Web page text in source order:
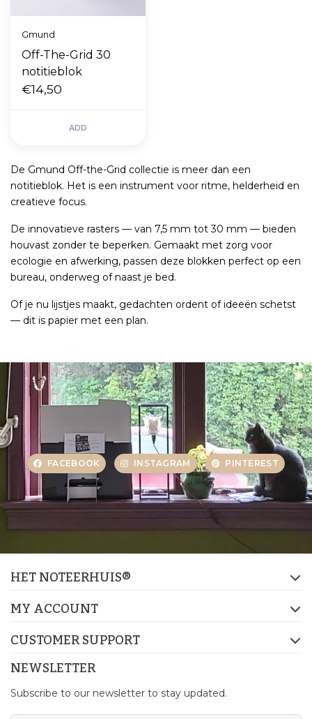
Gmund
Off-The-Grid 30
notitieblok
€14,50
ADD
De Gmund Off-the-Grid collectie is meer dan een
notitieblok. Het is een instrument voor ritme, helderheid en
creatieve focus.
De innovatieve rasters — van 7,5 mm tot 30 mm — bieden
houvast zonder te beperken. Gemaakt met zorg voor
ecologie en afwerking, passen deze blokken perfect op een
bureau, onderweg of naast je bed.
Of je nu lijstjes maakt, gedachten ordent of ideeën schetst
— dit is papier met een plan.
FACEBOOK INSTAGRAM PINTEREST
HET NOTEERHUIS®
MY ACCOUNT
CUSTOMER SUPPORT
NEWSLETTER
Subscribe to our newsletter to stay updated.